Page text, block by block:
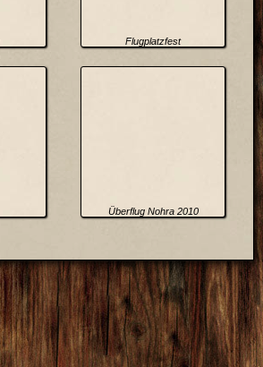
Flugplatzfest
Überflug Nohra 2010